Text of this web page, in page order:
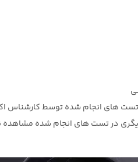
های انجام شده توسط
دیگری در تست های انجام شده